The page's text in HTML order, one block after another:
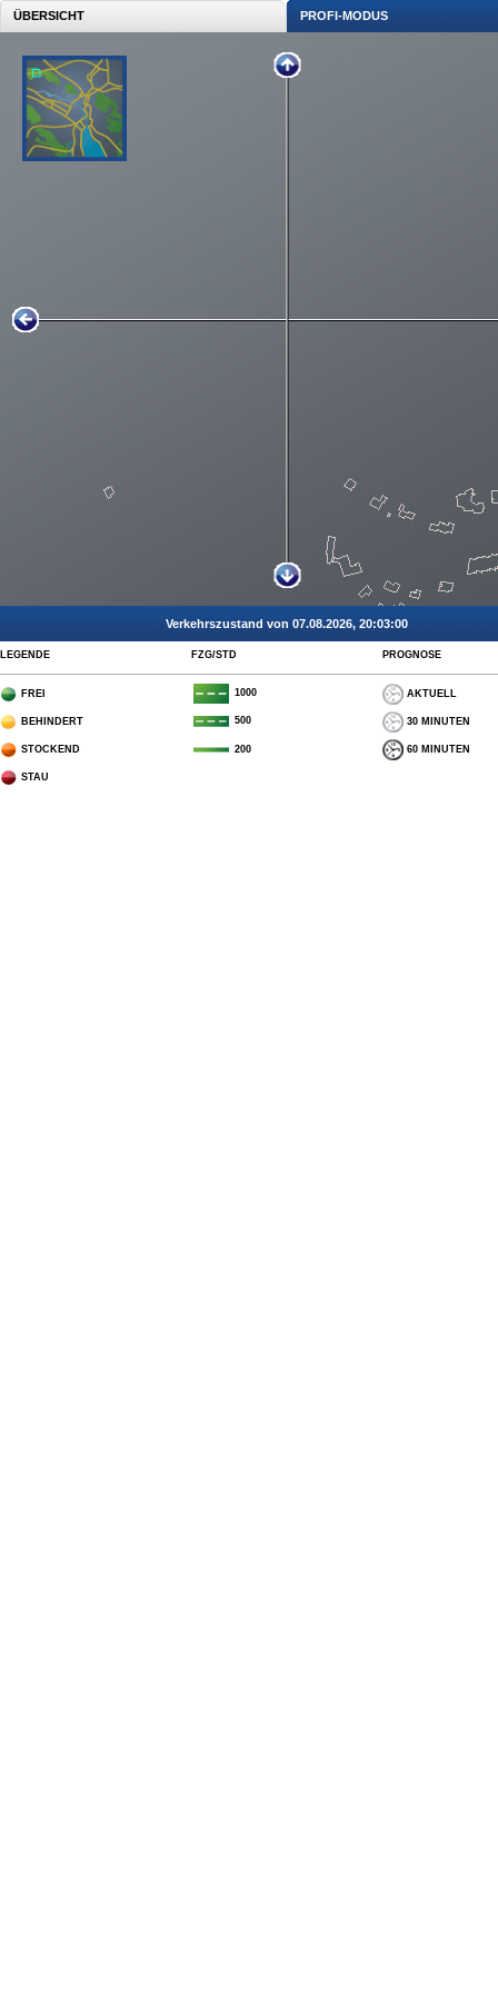
ÜBERSICHT PROFI-MODUS
Verkehrszustand von 07.08.2026, 20:03:00
LEGENDE FZG/STD PROGNOSE
FREI 1000 AKTUELL
BEHINDERT 500 30 MINUTEN
STOCKEND 200 60 MINUTEN
STAU